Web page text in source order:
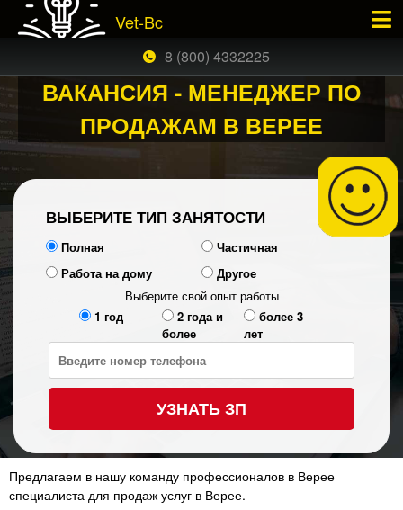
Vet-Bc
8 (800) 4332225
ВАКАНСИЯ - МЕНЕДЖЕР ПО
ПРОДАЖАМ В ВЕРЕЕ
ВЫБЕРИТЕ ТИП ЗАНЯТОСТИ
Полная
Частичная
Работа на дому
Другое
Выберите свой опыт работы
1 год
2 года и
более
более 3
лет
УЗНАТЬ ЗП
Предлагаем в нашу команду профессионалов в Верее
специалиста для продаж услуг в Верее.
ЗАКАЗАТЬ БЕСПЛАТНЫЙ ЗВОНОК ×